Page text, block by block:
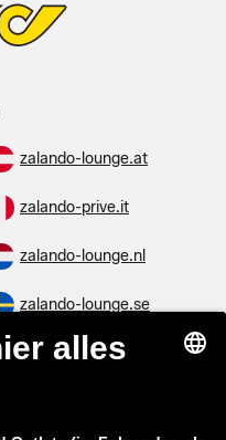
zalando-lounge.at
zalando-prive.it
zalando-lounge.nl
zalando-lounge.se
zalando-lounge.dk